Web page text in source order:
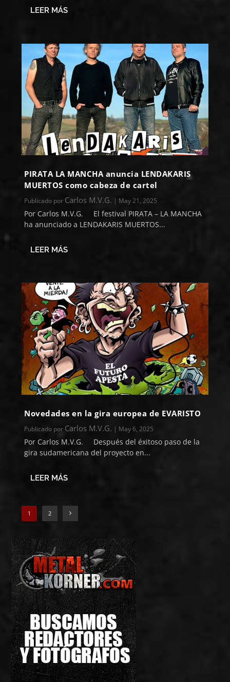
LEER MÁS
PIRATA LA MANCHA anuncia LENDAKARIS
MUERTOS como cabeza de cartel
Publicado por Carlos M.V.G. | May 21, 2025
Por Carlos M.V.G. El festival PIRATA – LA MANCHA
ha anunciado a LENDAKARIS MUERTOS...
LEER MÁS
Novedades en la gira europea de EVARISTO
Publicado por Carlos M.V.G. | May 6, 2025
Por Carlos M.V.G. Después del éxitoso paso de la
gira sudamericana del proyecto en...
LEER MÁS
1 2